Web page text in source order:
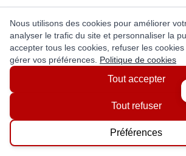
Ask a question
Get In Touch
Nous utilisons des cookies pour améliorer
analyser le trafic du site et personnaliser la
accepter tous les cookies, refuser les
gérer vos préférences. Politique de cookies
Tout accepter
Tout refuser
Préférences